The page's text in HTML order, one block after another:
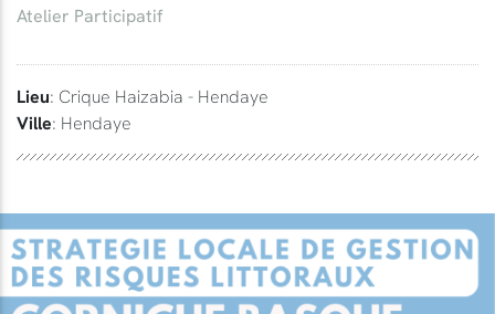
Atelier Participatif
Lieu: Crique Haizabia - Hendaye
Ville: Hendaye